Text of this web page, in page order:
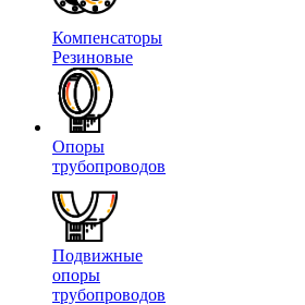
Компенсаторы
Резиновые
Опоры
трубопроводов
Подвижные
опоры
трубопроводов